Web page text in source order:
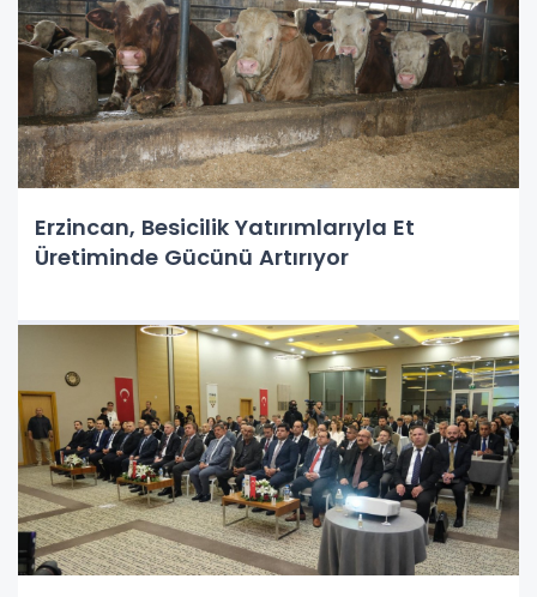
Erzincan, Besicilik Yatırımlarıyla Et
Üretiminde Gücünü Artırıyor